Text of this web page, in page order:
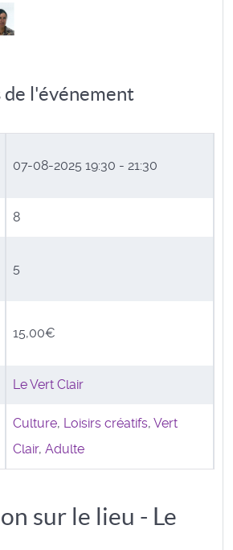
l'événement
07-08-2025 19:30 - 21:30
8
5
15,00€
Le Vert Clair
Culture, Loisirs créatifs, Vert
Clair, Adulte
sur le lieu - Le